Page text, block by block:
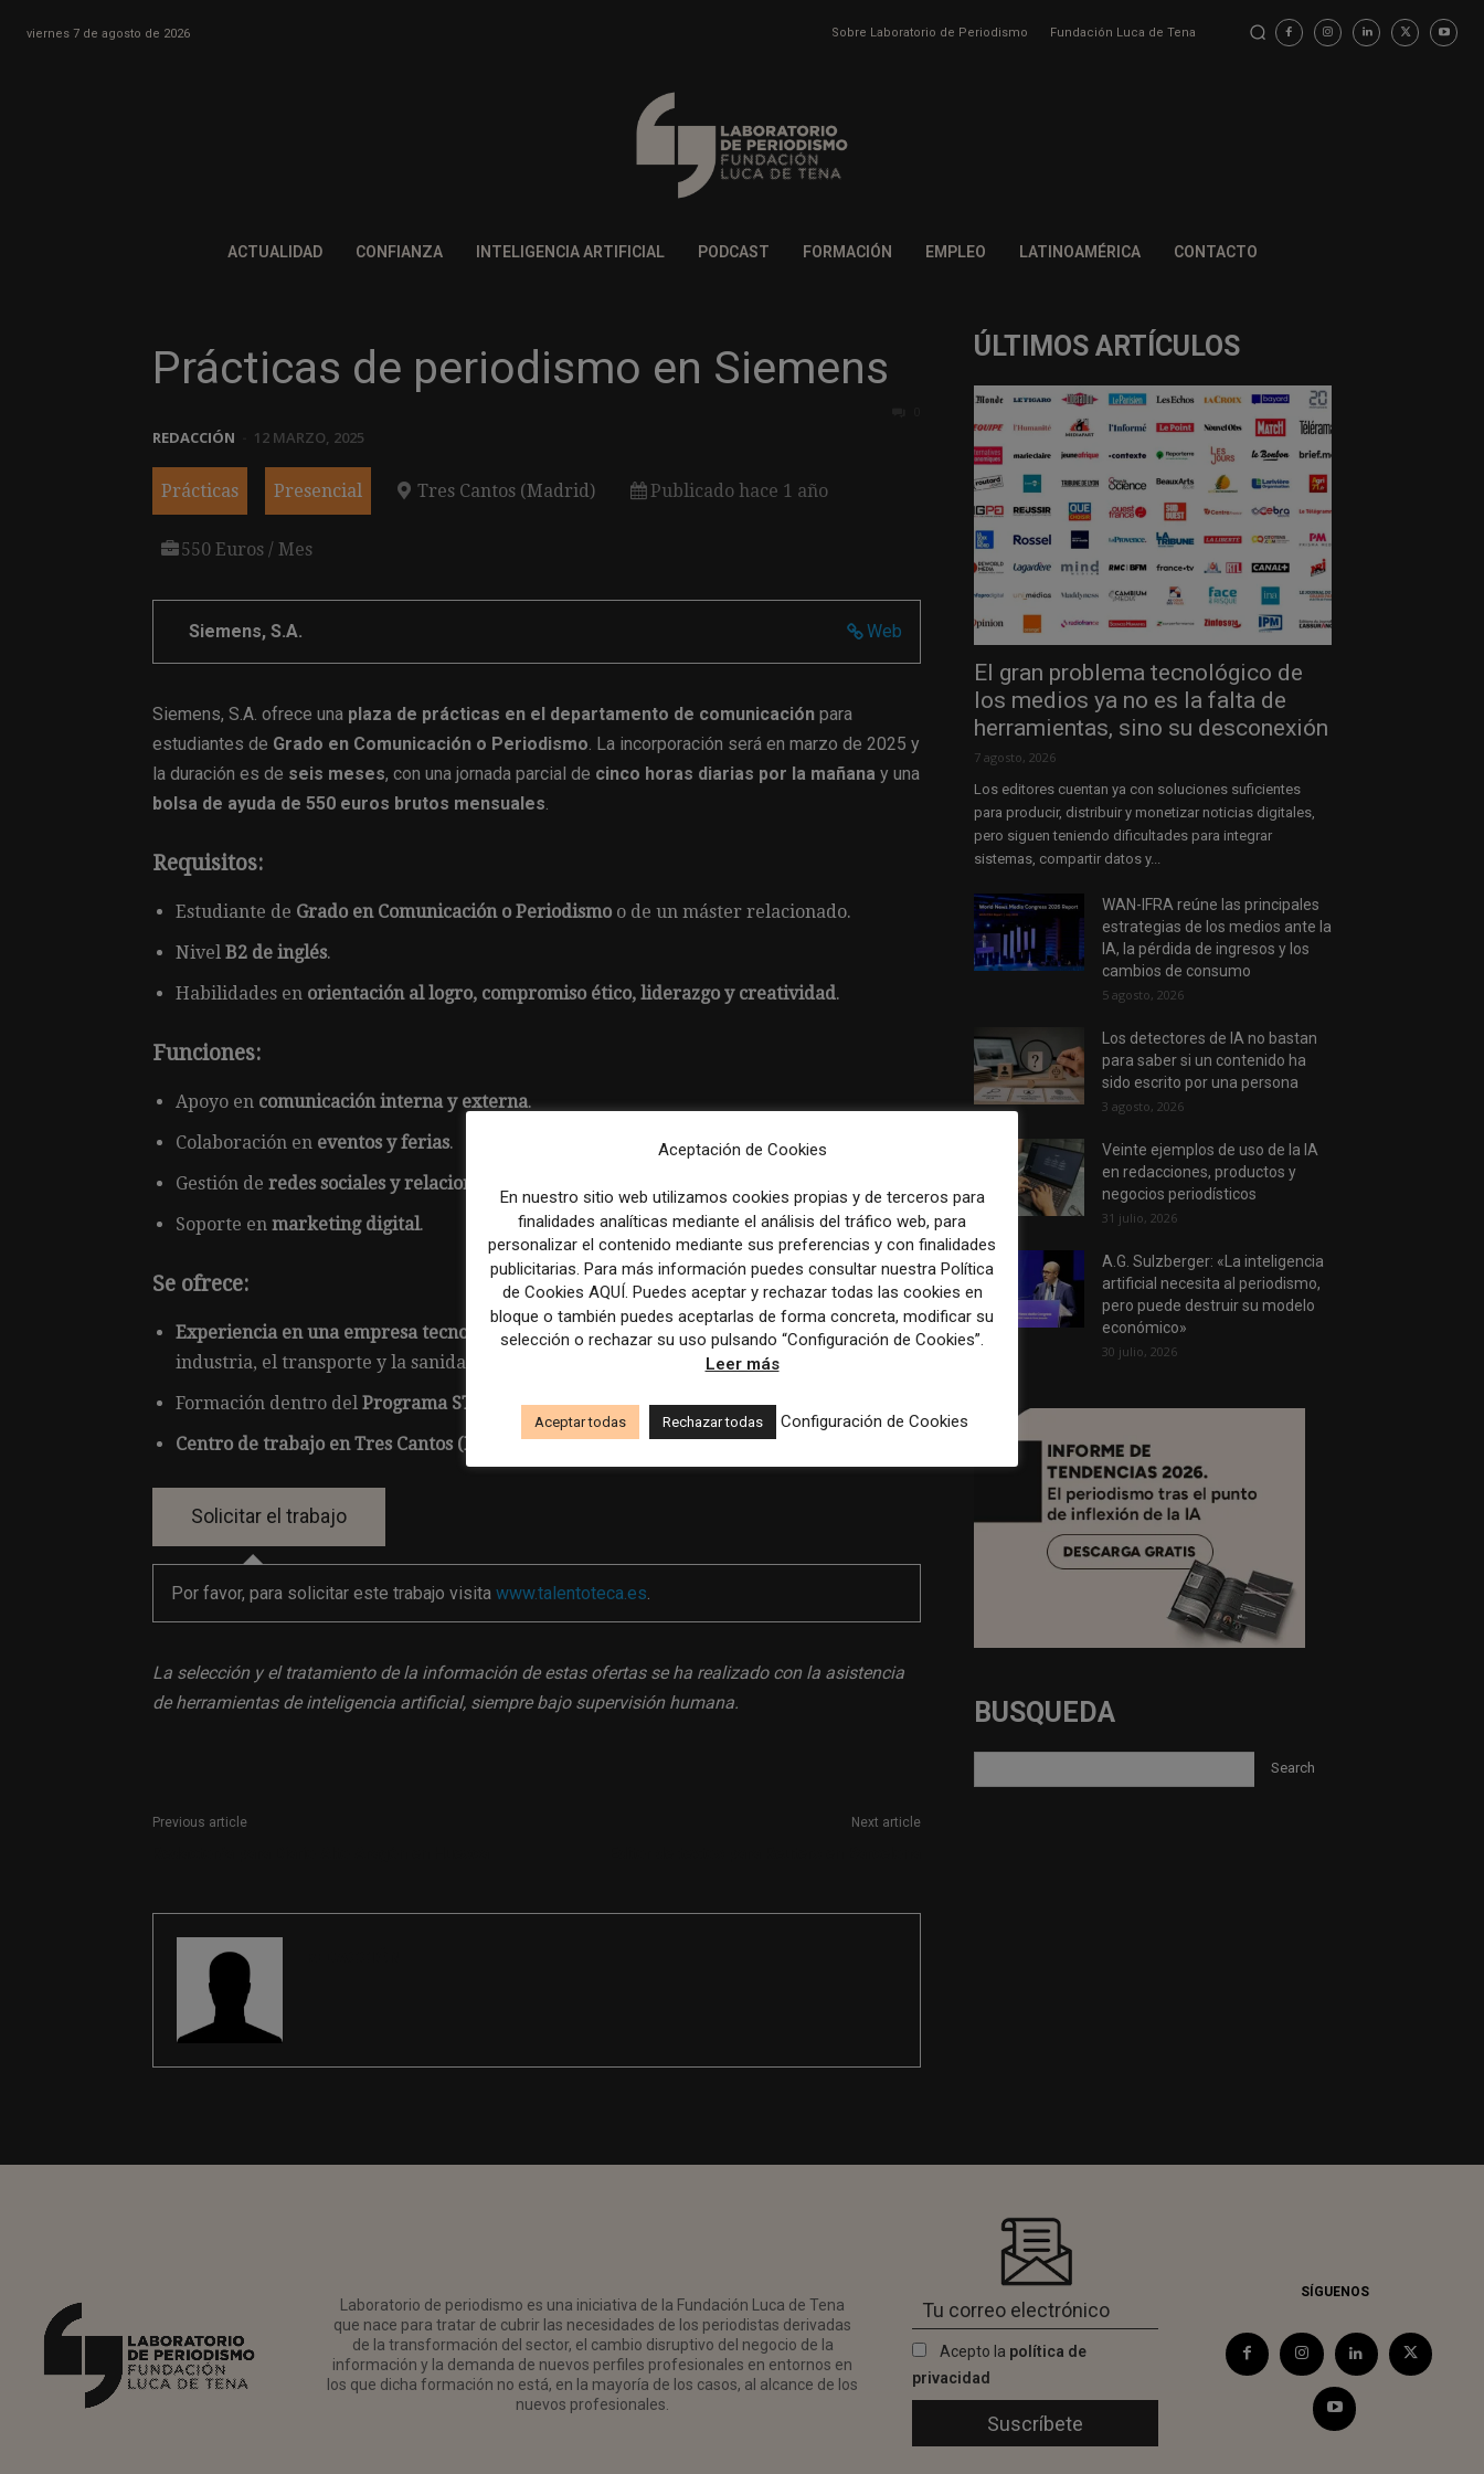
viernes 7 de agosto de 2026 Sobre Laboratorio de Periodismo Fundación Luca de Tena
ACTUALIDAD CONFIANZA INTELIGENCIA ARTIFICIAL PODCAST FORMACIÓN EMPLEO LATINOAMÉRICA CONTACTO
Prácticas de periodismo en Siemens
REDACCIÓN 12 MARZO, 2025
Prácticas Presencial Tres Cantos (Madrid) Publicado hace 1 año
550 Euros / Mes
Web
Siemens, S.A.
Siemens, S.A. ofrece una plaza de prácticas en el departamento de comunicación para
estudiantes de Grado en Comunicación o Periodismo. La incorporación será en marzo de 2025 y
la duración es de seis meses, con una jornada parcial de cinco horas diarias por la mañana y una
bolsa de ayuda de 550 euros brutos mensuales.
Requisitos:
Estudiante de Grado en Comunicación o Periodismo o de un máster relacionado.
Nivel B2 de inglés.
Habilidades en orientación al logro, compromiso ético, liderazgo y creatividad.
Funciones:
Apoyo en comunicación interna y externa.
Colaboración en eventos y ferias.
Gestión de redes sociales y relaciones institucionales
Soporte en marketing digital.
Se ofrece:
Experiencia en una empresa tecnológica lídercon presencia en sectores clave como la
industria, el transporte y la sanidad.
Formación dentro del Programa START
Centro de trabajo en Tres Cantos (Madrid).
Por favor, para solicitar este trabajo visita www.talentoteca.es
La selección y el tratamiento de la información de estas ofertas se ha realizado con la asistencia
de herramientas de inteligencia artificial, siempre bajo supervisión humana.
Previous article Next article
ÚLTIMOS ARTÍCULOS
El gran problema tecnológico de
los medios ya no es la falta de
herramientas, sino su desconexión
7 agosto, 2026
Los editores cuentan ya con soluciones suficientes
para producir, distribuir y monetizar noticias digitales,
pero siguen teniendo dificultades para integrar
sistemas, compartir datos y...
WAN-IFRA reúne las principales
estrategias de los medios ante la
IA, la pérdida de ingresos y los
cambios de consumo
5 agosto, 2026
Los detectores de IA no bastan
para saber si un contenido ha
sido escrito por una persona
3 agosto, 2026
Veinte ejemplos de uso de la IA
en redacciones, productos y
negocios periodísticos
31 julio, 2026
A.G. Sulzberger: «La inteligencia
artificial necesita al periodismo,
pero puede destruir su modelo
económico»
30 julio, 2026
BUSQUEDA
Laboratorio de periodismo es una iniciativa de la Fundación Luca de Tena
que nace para tratar de cubrir las necesidades de los periodistas derivadas
de la transformación del sector, el cambio disruptivo del negocio de la
información y la demanda de nuevos perfiles profesionales en entornos en
los que dicha formación no está, en la mayoría de los casos, al alcance de los
nuevos profesionales.
Acepto la política de
privacidad
SÍGUENOS
Aceptación de Cookies
En nuestro sitio web utilizamos cookies propias y de terceros para
finalidades analíticas mediante el análisis del tráfico web, para
personalizar el contenido mediante sus preferencias y con finalidades
publicitarias. Para más información puedes consultar nuestra Política
de Cookies AQUÍ. Puedes aceptar y rechazar todas las cookies en
bloque o también puedes aceptarlas de forma concreta, modificar su
selección o rechazar su uso pulsando “Configuración de Cookies”.
Leer más
Aceptar todas Rechazar todas Configuración de Cookies